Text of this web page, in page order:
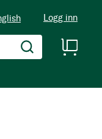
Logg inn